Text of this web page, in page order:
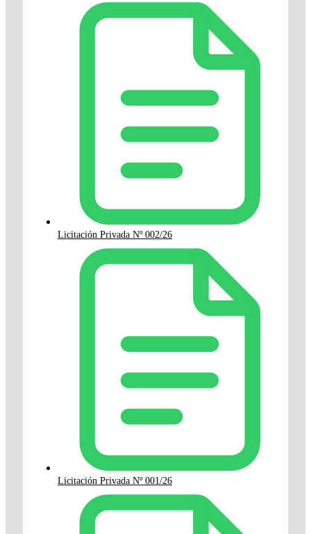
Licitación Privada Nº 002/26
Licitación Privada Nº 001/26